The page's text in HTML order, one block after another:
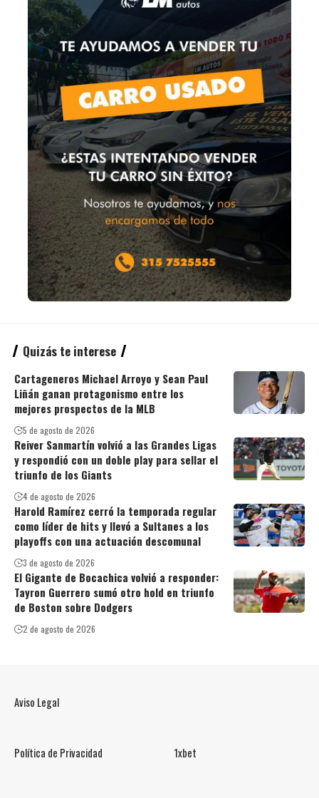
Quizás te interese
Cartageneros Michael Arroyo y Sean Paul
Liñán ganan protagonismo entre los
mejores prospectos de la MLB
5 de agosto de 2026
Reiver Sanmartín volvió a las Grandes Ligas
y respondió con un doble play para sellar el
triunfo de los Giants
4 de agosto de 2026
Harold Ramírez cerró la temporada regular
como líder de hits y llevó a Sultanes a los
playoffs con una actuación descomunal
3 de agosto de 2026
El Gigante de Bocachica volvió a responder:
Tayron Guerrero sumó otro hold en triunfo
de Boston sobre Dodgers
2 de agosto de 2026
Aviso Legal
Política de Privacidad 1xbet